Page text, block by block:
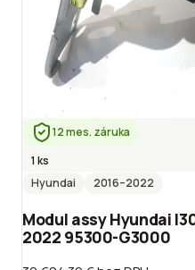
12 mes. záruka
1 ks
Hyundai
2016–2022
Modul assy Hyundai
2022 95300-G3000